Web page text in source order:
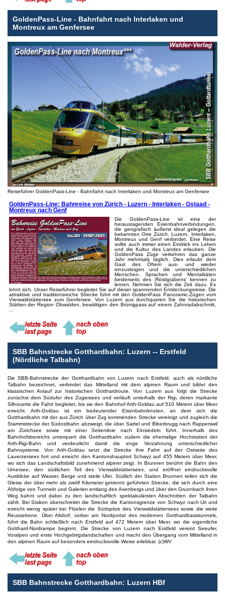
GoldenPass-Line - Bahnfahrt nach Interlaken und
Montreux am Genfersee
Reiseführer GoldenPass-Line - Bahnfahrt nach Interlaken und Montreux am Genfersee
GoldenPass-Line: Bahnreise von Zürich - Luzern - Interlaken - Gstaad -
Montreux nach Genf
Die GoldenPass-Line ist eine der
herausragenden Eisenbahnverbindungen,
die geografisch äußerst ideal gelegen die
bekannten Orte Zürich, Luzern, Interlaken,
Montreux und Genf verbindet. Eine Reise
sollte auch immer einen Einblick ins Leben
und die Kultur des Landes erlauben. Die
GoldenPass Züge verkehren das ganze
Jahr mehrmals täglich. Dies erlaubt dem
Gast des Öftern aus- und wieder
einzusteigen und die unterschiedlichen
Menschen, Sprachen und Mentalitäten
beiderseits des ‚Röstigrabens‘ kennen zu
lernen. Nehmen Sie sich die Zeit dazu. Es
lohnt sich. Unser Reiseführer begleitet Sie auf dieser spannenden Entdeckungsreise. Die
attraktive und traditionsreiche Strecke führt mit den GoldenPass Panoramic-Zügen vom
Vierwaldstättersee zum Genfersee. Von Luzern aus durchqueren Sie die historischen
Stätten der Region Obwalden, bewältigen den Brünigpass auf einem Zahnradabschnitt,
SBB Bahnstrecke Gotthardbahn: Luzern -- Erstfeld
(Nördliche Talbahn)
Die SBB-Bahnstrecke der Gotthardbahn von Luzern nach Erstfeld, auch als nördliche
Talbahn bezeichnet, verbindet das Mittelland mit dem alpinen Raum und bildet den
klassischen Anlauf zur historischen Gotthardroute. Von Luzern aus folgt die Strecke
zunächst dem Südufer des Zugersees und verläuft unterhalb der Rigi, deren markante
Silhouette die Fahrt begleitet, bis sie den Bahnhof Arth-Goldau auf 510 Metern über Meer
erreicht. Arth-Goldau ist ein bedeutender Eisenbahnknoten, an dem sich die
Gotthardbahn mit der aus Zürich über Zug kommenden Strecke vereinigt und zugleich die
Stammstrecke der Südostbahn abzweigt, die über Sattel und Biberbrugg nach Rapperswil
am Zürichsee sowie mit einer Seitenlinie nach Einsiedeln führt. Innerhalb des
Bahnhofsbereichs unterquert die Gotthardbahn zudem die ehemalige Hochstation der
Arth-Rigi-Bahn und verdeutlicht damit die enge Verzahnung unterschiedlicher
Bahnsysteme. Von Arth-Goldau setzt die Strecke ihre Fahrt auf der Ostseite des
Lauerzersees fort und erreicht den Kantonshauptort Schwyz auf 455 Metern über Meer,
wo sich das Landschaftsbild zunehmend alpiner zeigt. In Brunnen berührt die Bahn den
Urnersee, den südlichen Teil des Vierwaldstättersees, und eröffnet eindrucksvolle
Ausblicke auf Wasser, Berge und steile Ufer. Südlich der Station Brunnen teilen sich die
Gleise der über mehr als zwölf Kilometer getrennt geführten Strecke, die sich durch eine
Abfolge von Tunneln und Galerien entlang des Axenbergs und über den Gruonbach ihren
Weg bahnt und dabei zu den landschaftlich spektakulärsten Abschnitten der Talbahn
zählt. Bei Sisikon überschreitet die Strecke die Kantonsgrenze von Schwyz nach Uri und
erreicht wenig später bei Flüelen die Südspitze des Vierwaldstättersees sowie die weite
Reussebene. Über Altdorf, vorbei am Nordportal des modernen Gotthardbasistunnels,
führt die Bahn schließlich nach Erstfeld auf 472 Metern über Meer, wo die eigentliche
Gotthard-Nordrampe beginnt. Die Strecke von Luzern nach Erstfeld vereint Seeufer,
Voralpen und erste Hochgebirgslandschaften und macht den Übergang vom Mittelland in
den alpinen Raum auf besonders eindrucksvolle Weise erlebbar. (c)WV
SBB Bahnstrecke Gotthardbahn: Luzern HBf